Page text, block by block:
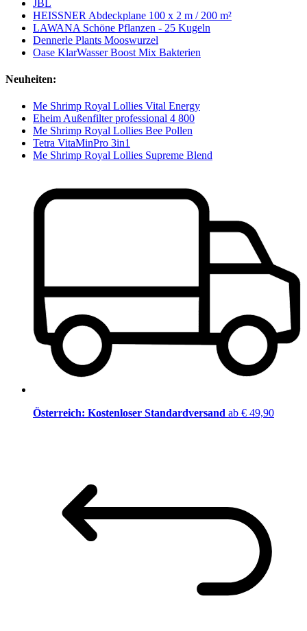
JBL
HEISSNER Abdeckplane 100 x 2 m / 200 m²
LAWANA Schöne Pflanzen - 25 Kugeln
Dennerle Plants Mooswurzel
Oase KlarWasser Boost Mix Bakterien
Neuheiten:
Me Shrimp Royal Lollies Vital Energy
Eheim Außenfilter professional 4 800
Me Shrimp Royal Lollies Bee Pollen
Tetra VitaMinPro 3in1
Me Shrimp Royal Lollies Supreme Blend
Österreich: Kostenloser Standardversand ab € 49,90